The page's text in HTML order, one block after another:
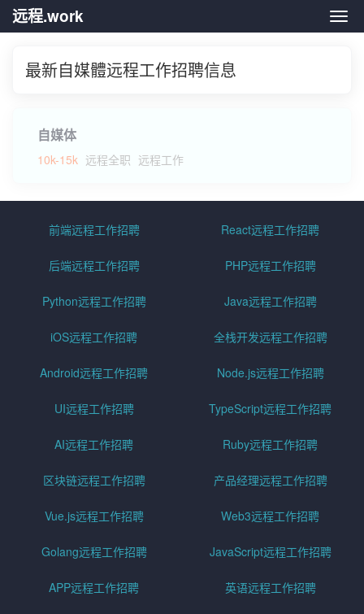
远
远程.work
最新自媒體远程工作招聘信息
自媒体
10k-15k 远程全职 远程工作
前端远程工作招聘 React远程工作招聘
后端远程工作招聘 PHP远程工作招聘
Python远程工作招聘 Java远程工作招聘
iOS远程工作招聘 全栈开发远程工作招聘
Android远程工作招聘 Node.js远程工作招聘
UI远程工作招聘 TypeScript远程工作招聘
AI远程工作招聘 Ruby远程工作招聘
区块链远程工作招聘 产品经理远程工作招聘
Vue.js远程工作招聘 Web3远程工作招聘
Golang远程工作招聘 JavaScript远程工作招聘
APP远程工作招聘 英语远程工作招聘